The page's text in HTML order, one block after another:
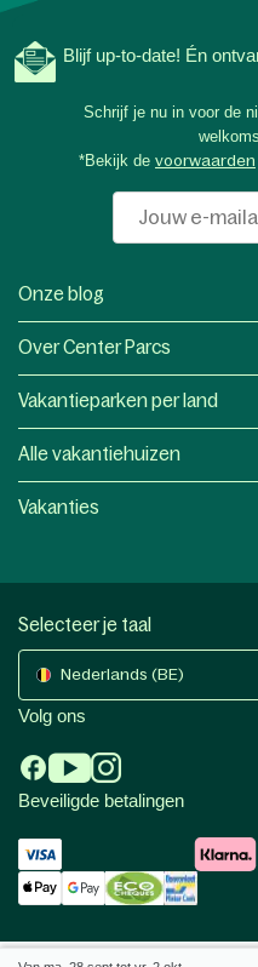
Blijf up-to-date! Én
Schrijf je nu in voor de
*Bekijk de voorwaarden
Onze blog
Over Center Parcs
Vakantieparken per land
Alle vakantiehuizen
Vakanties
Selecteer je taal
Nederlands (BE)
Volg ons
Beveiligde betalingen